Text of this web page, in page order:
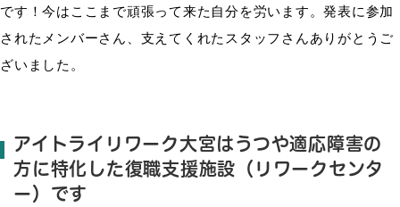
です！今はここまで頑張って来た自分を労います。発表に参加
されたメンバーさん、支えてくれたスタッフさんありがとうご
ざいました。
アイトライリワーク大宮はうつや適応障害の
方に特化した復職支援施設（リワークセンタ
ー）です